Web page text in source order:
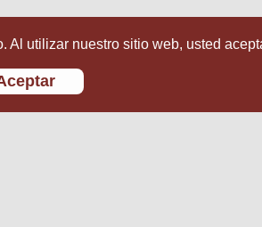
utilizar nuestro sitio web, usted